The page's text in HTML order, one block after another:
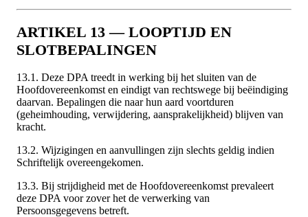
ARTIKEL 13 — LOOPTIJD EN
SLOTBEPALINGEN
13.1. Deze DPA treedt in werking bij het sluiten van de
Hoofdovereenkomst en eindigt van rechtswege bij beëindiging
daarvan. Bepalingen die naar hun aard voortduren
(geheimhouding, verwijdering, aansprakelijkheid) blijven van
kracht.
13.2. Wijzigingen en aanvullingen zijn slechts geldig indien
Schriftelijk overeengekomen.
13.3. Bij strijdigheid met de Hoofdovereenkomst prevaleert
deze DPA voor zover het de verwerking van
Persoonsgegevens betreft.